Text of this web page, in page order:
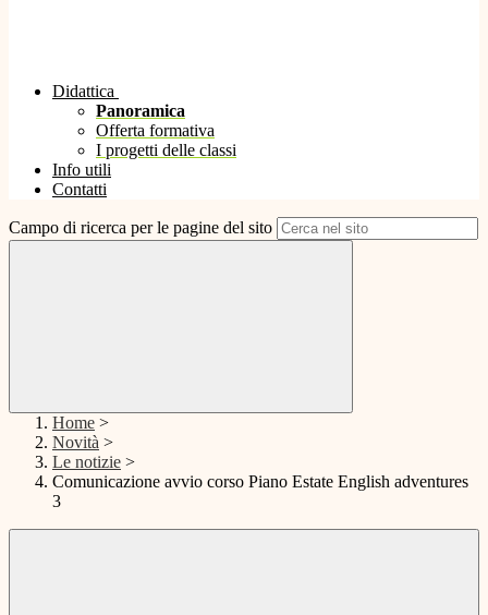
Didattica
Panoramica
Offerta formativa
I progetti delle classi
Info utili
Contatti
Campo di ricerca per le pagine del sito
Home >
Novità >
Le notizie >
Comunicazione avvio corso Piano Estate English adventures
3